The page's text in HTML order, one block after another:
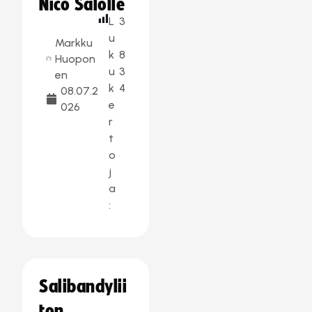
Nico Salolle
Markku
Huopon
en
08.07.2
026
L
u
k
u
k
e
r
t
o
j
a
:
3
8
3
4
Salibandylii